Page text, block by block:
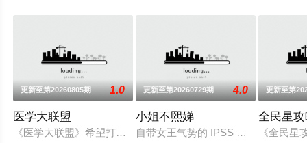
更新至第20260805期 1.0
医学大联盟
《医学大联盟》希望打造一个知性趣味的平台，让观众在轻松
更新至第20260729期 4.0
小姐不熙娣
自带女王气势的 IPSS 的女王小Ｓ，
更新至第
全民星
《全民